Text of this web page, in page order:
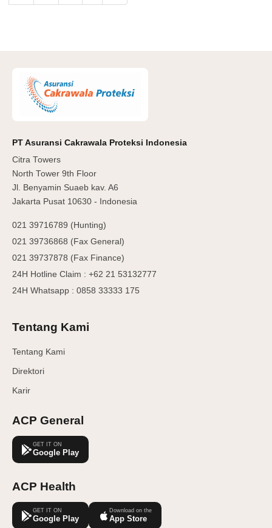
PT Asuransi Cakrawala Proteksi Indonesia
Citra Towers
North Tower 9th Floor
Jl. Benyamin Suaeb kav. A6
Jakarta Pusat 10630 - Indonesia
021 39716789 (Hunting)
021 39736868 (Fax General)
021 39737878 (Fax Finance)
24H Hotline Claim : +62 21 53132777
24H Whatsapp : 0858 33333 175
Tentang Kami
Tentang Kami
Direktori
Karir
ACP General
GET IT ON
Google Play
ACP Health
GET IT ON
Google Play
Download on the
App Store